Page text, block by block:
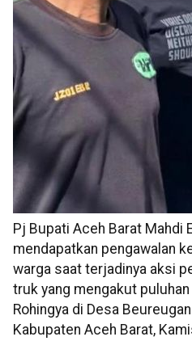
Pj Bupati Aceh Barat Mahdi
mendapatkan pengawalan
warga saat terjadinya aksi
truk yang mengakut
Rohingya di Desa
Kabupaten Aceh Barat,